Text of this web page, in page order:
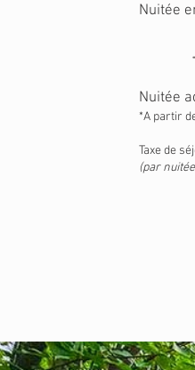
Nuitée
Nuitée
*A partir
Taxe de
(par